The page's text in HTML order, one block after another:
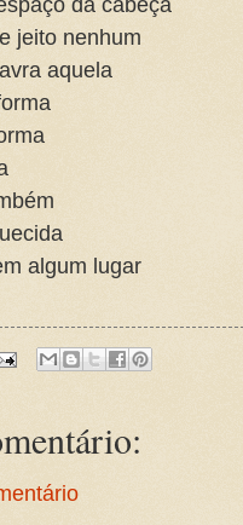
jeito nenhum
aquela
algum lugar